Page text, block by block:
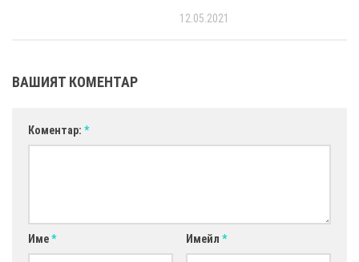
12.05.2021
ВАШИЯТ КОМЕНТАР
Коментар: *
Име* Имейл *